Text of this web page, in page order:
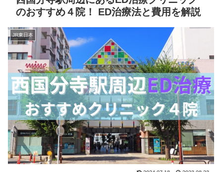
のおすすめ４院！ ED治療法と費用を解説
JR東日本